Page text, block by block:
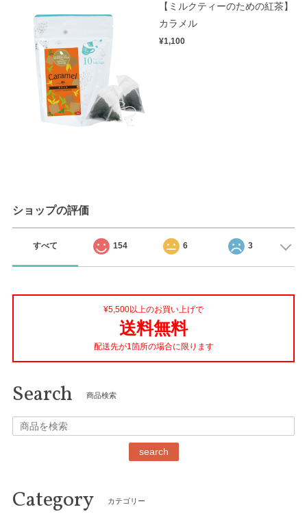
【ミルクティーのための紅茶】
カラメル
¥1,100
ショップの評価
すべて 154 6 3
¥5,500以上のお買い上げで
送料無料
配送先が1箇所の場合に限ります
Search 商品検索
search
Category カテゴリー